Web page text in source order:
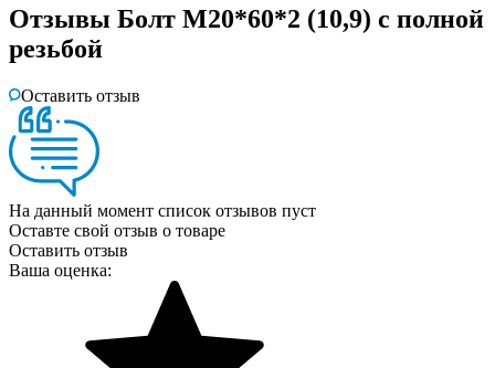
Отзывы Болт М20*60*2 (10,9) с полной
резьбой
Оставить отзыв
На данный момент список отзывов пуст
Оставте свой отзыв о товаре
Оставить отзыв
Ваша оценка: